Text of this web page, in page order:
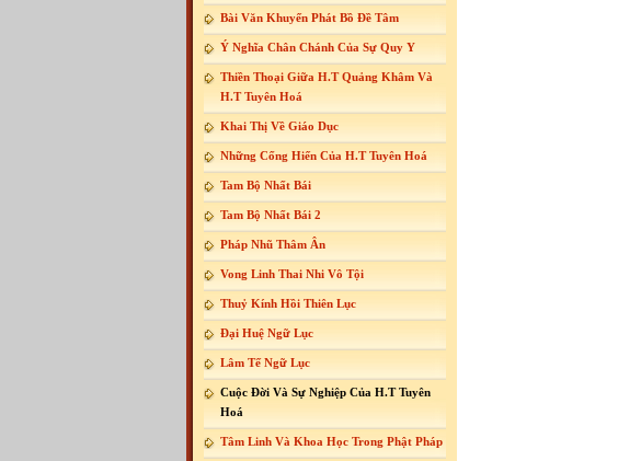
Bài Văn Khuyến Phát Bồ Đề Tâm
Ý Nghĩa Chân Chánh Của Sự Quy Y
Thiền Thoại Giữa H.T Quảng Khâm Và
H.T Tuyên Hoá
Khai Thị Về Giáo Dục
Những Cống Hiến Của H.T Tuyên Hoá
Tam Bộ Nhất Bái
Tam Bộ Nhất Bái 2
Pháp Nhũ Thâm Ân
Vong Linh Thai Nhi Vô Tội
Thuỷ Kính Hồi Thiên Lục
Đại Huệ Ngữ Lục
Lâm Tế Ngữ Lục
Cuộc Đời Và Sự Nghiệp Của H.T Tuyên
Hoá
Tâm Linh Và Khoa Học Trong Phật Pháp